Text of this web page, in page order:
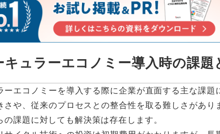
キュラーエコノミー導入時の課題
ーエコノミーを導入する際に企業が直面する主な課題
さや、従来のプロセスとの整合性を取る難しさがあり
の課題に対しても解決策は存在します。